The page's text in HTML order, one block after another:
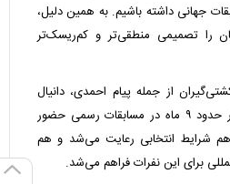
جهانی داشته باشیم. به همین دلیل،
را تصمیمی منطقی‌تر و کم‌ریسک‌تر
از جمله پیام احمدی، دانیال
سهرابی و محمدمهدی کشتکار حدود ۹ ماه در مسابقات رسمی حضور
هم شرایط انتخابی رعایت می‌شد و هم
برای این نفرات فراهم می‌شد.